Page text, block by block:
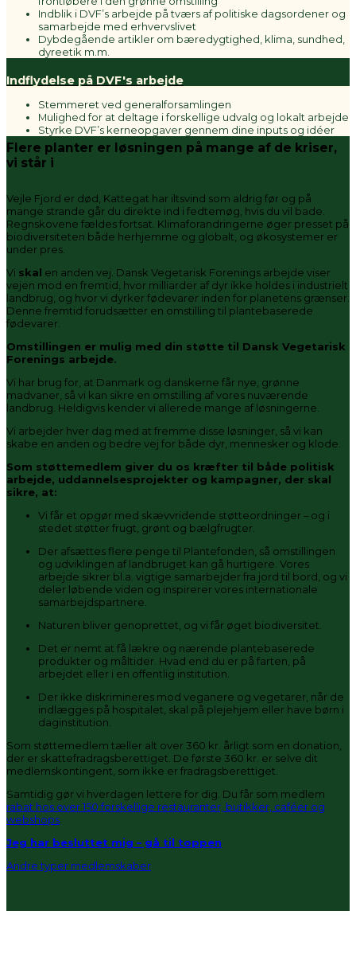
Indblik i DVF’s arbejde på tværs af politiske dagsordener og
samarbejde med erhvervslivet
Dybdegående artikler om bæredygtighed, klima, sundhed,
dyreetik m.m.
Indflydelse på DVF's arbejde
Stemmeret ved generalforsamlingen
Mulighed for at deltage i forskellige udvalg og lokalt arbejde
Styrke DVF’s kerneopgaver gennem dine inputs og idéer
Flere planter er løsningen på mange af de kriser,
vi står i
Vejle Fjord er død, Kattegat har iltsvind som aldrig før og på
mange strande går du direkte ind i fedtemøg, hvis du vil bade.
Regnskovene fældes fortsat. Klimaforandringerne øger presset på
biodiversiteten både herhjemme og globalt, og økosystemer er
under pres.
Vi skal en anden vej. Dansk Vegetarisk Forenings arbejde viser
vejen mod en fremtid, hvor milliarder af dyr ikke holdes i industrielt
landbrug, og hvor vi dyrker fødevarer inden for planetens grænser.
Denne fremtid forudsætter en omstilling til plantebaserede
fødevarer.
Omstillingen er mulig med din støtte til Dansk Vegetarisk
Forenings arbejde.
Vi har brug for, at Danmark og danskerne får nye, grønne
madvaner, så vi kan sikre en omstilling af vores nuværende
landbrug. Heldigvis kender vi allerede mange af løsningerne.
Vi arbejder hver dag med at fremme disse løsninger, så vi kan
skabe en anden og bedre vej for både dyr, mennesker og klode.
Som støttemedlem giver du os kræfter til både politisk
arbejde, uddannelsesprojekter og kampagner, der skal
sikre, at:
Vi får et opgør med skævvridende støtteordninger – og i
stedet støtter frugt, grønt og bælgfrugter.
Der afsættes flere penge til Plantefonden, så omstillingen
og udviklingen af landbruget kan gå hurtigere. Vores
arbejde sikrer bl.a. vigtige samarbejder fra jord til bord, og vi
deler løbende viden og inspirerer vores internationale
samarbejdspartnere.
Naturen bliver genoprettet, og vi får øget biodiversitet.
Det er nemt at få lækre og nærende plantebaserede
produkter og måltider. Hvad end du er på farten, på
arbejdet eller i en offentlig institution.
Der ikke diskrimineres mod veganere og vegetarer, når de
indlægges på hospitalet, skal på plejehjem eller have børn i
daginstitution.
Som støttemedlem tæller alt over 360 kr. årligt som en donation,
der er skattefradragsberettiget. De første 360 kr. er selve dit
medlemskontingent, som ikke er fradragsberettiget.
Samtidig gør vi hverdagen lettere for dig. Du får som medlem
rabat hos over 150 forskellige restauranter, butikker, caféer og
webshops
Jeg har besluttet mig – gå til toppen
Andre typer medlemskaber